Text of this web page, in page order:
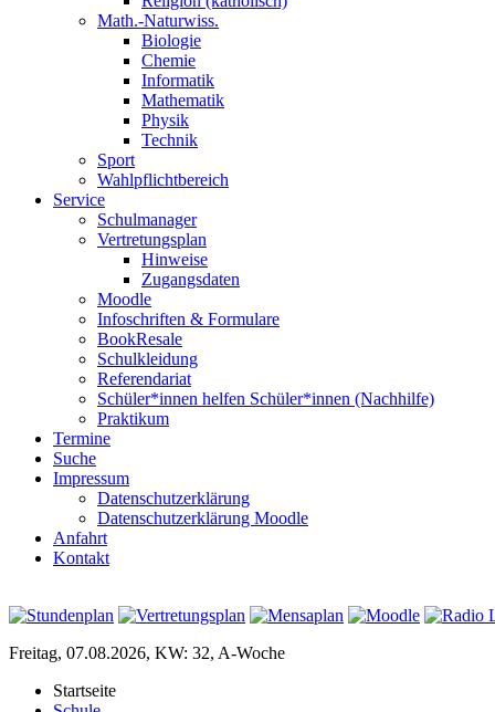
Math.-Naturwiss.
Biologie
Chemie
Informatik
Mathematik
Physik
Technik
Sport
Wahlpflichtbereich
Service
Schulmanager
Vertretungsplan
Hinweise
Zugangsdaten
Moodle
Infoschriften & Formulare
BookResale
Schulkleidung
Referendariat
Schüler*innen helfen Schüler*innen (Nachhilfe)
Praktikum
Termine
Suche
Impressum
Datenschutzerklärung
Datenschutzerklärung Moodle
Anfahrt
Kontakt
Freitag, 07.08.2026, KW: 32, A-Woche
Startseite